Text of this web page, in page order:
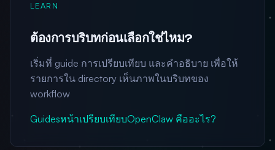
LEARN
ต้องการบริบทก่อนเลือกใช่ไหม?
เริ่มที่ guide การเปรียบเทียบ และคำอธิบาย เพื่อให้
รายการใน directory เห็นภาพในบริบทของ
workflow
Guidesหน้าเปรียบเทียบOpenClaw คืออะไร?